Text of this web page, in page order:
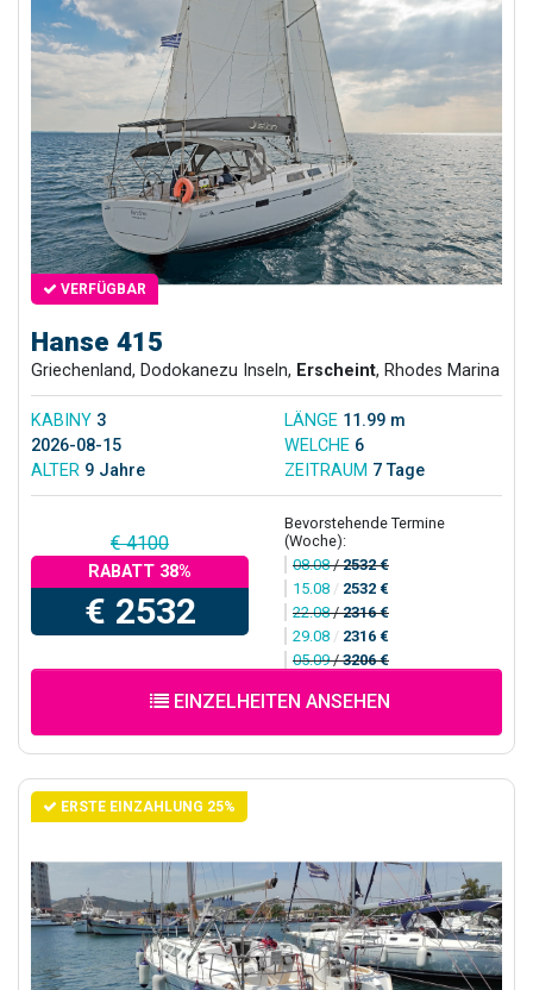
VERFÜGBAR
Hanse 415
Griechenland, Dodokanezu Inseln, Erscheint, Rhodes Marina
KABINY 3 LÄNGE 11.99 m
2026-08-15
WELCHE 6
ALTER 9 Jahre ZEITRAUM 7 Tage
€ 4100
RABATT 38%
€ 2532
Bevorstehende Termine
(Woche):
08.08/2532 €
15.08 / 2532 €
22.08/2316 €
29.08 / 2316 €
05.09/3206 €
EINZELHEITEN ANSEHEN
ERSTE EINZAHLUNG 25%